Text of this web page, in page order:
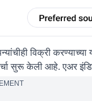
विक्री
सुरू केली आहे. एअर